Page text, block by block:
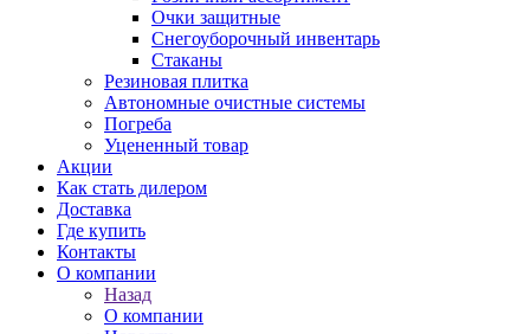
Очки защитные
Снегоуборочный инвентарь
Стаканы
Резиновая плитка
Автономные очистные системы
Погреба
Уцененный товар
Акции
Как стать дилером
Доставка
Где купить
Контакты
О компании
Назад
О компании